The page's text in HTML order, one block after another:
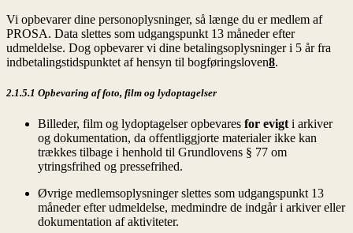
Vi opbevarer dine personoplysninger, så længe du er medlem af
PROSA. Data slettes som udgangspunkt 13 måneder efter
udmeldelse. Dog opbevarer vi dine betalingsoplysninger i 5 år fra
indbetalingstidspunktet af hensyn til bogføringsloven8.
2.1.5.1 Opbevaring af foto, film og lydoptagelser
Billeder, film og lydoptagelser opbevares for evigt i arkiver
og dokumentation, da offentliggjorte materialer ikke kan
trækkes tilbage i henhold til Grundlovens § 77 om
ytringsfrihed og pressefrihed.
Øvrige medlemsoplysninger slettes som udgangspunkt 13
måneder efter udmeldelse, medmindre de indgår i arkiver eller
dokumentation af aktiviteter.